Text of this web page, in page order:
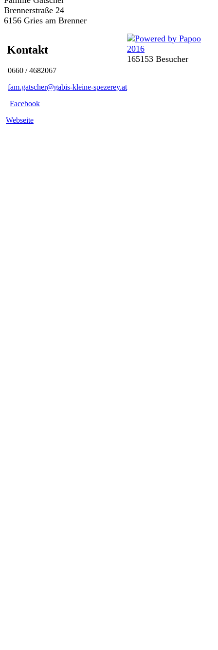
Brennerstraße 24
6156 Gries am Brenner
Kontakt
0660 / 4682067
fam.gatscher@gabis-kleine-spezerey.at
Facebook
Webseite
165153 Besucher